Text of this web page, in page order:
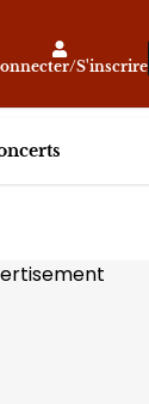
S'inscrire